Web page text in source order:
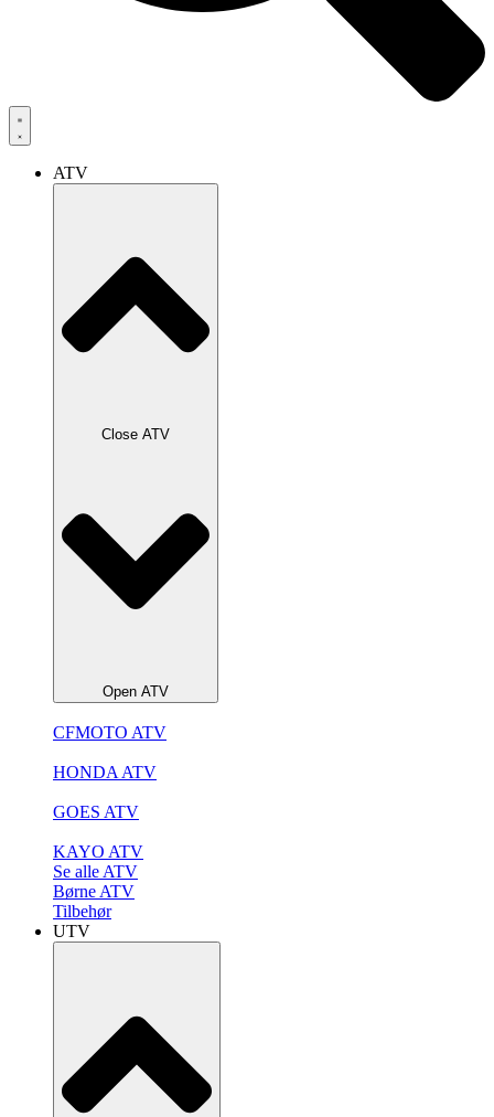
ATV
Close ATV
Open ATV
CFMOTO ATV
HONDA ATV
GOES ATV
KAYO ATV
Se alle ATV
Børne ATV
Tilbehør
UTV